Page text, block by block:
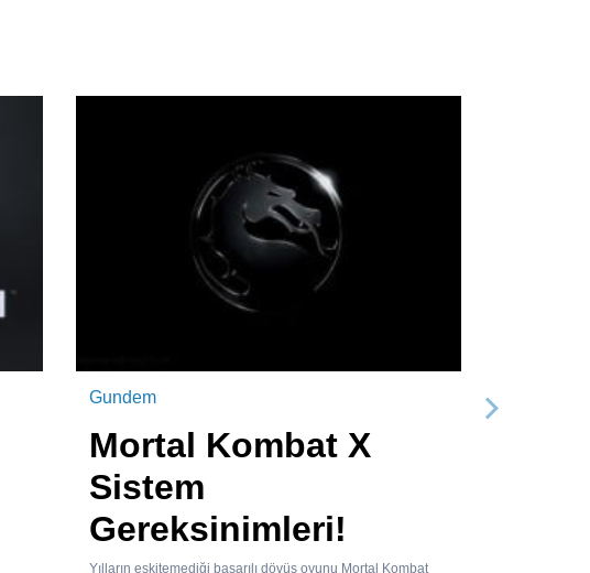
Gundem
Mortal Kombat X
Sistem
Gereksinimleri!
Yılların eskitemediği başarılı dövüş oyunu Mortal Kombat
Sonraki